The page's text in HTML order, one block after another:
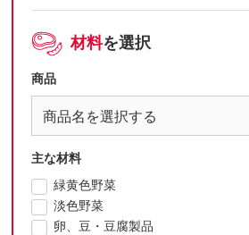
材料を選択
商品
主な材料
緑黄色野菜
淡色野菜
卵、豆・豆腐製品